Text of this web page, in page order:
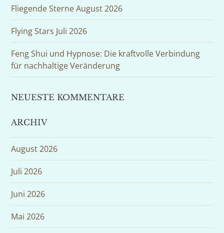
Fliegende Sterne August 2026
Flying Stars Juli 2026
Feng Shui und Hypnose: Die kraftvolle Verbindung
für nachhaltige Veränderung
NEUESTE KOMMENTARE
ARCHIV
August 2026
Juli 2026
Juni 2026
Mai 2026